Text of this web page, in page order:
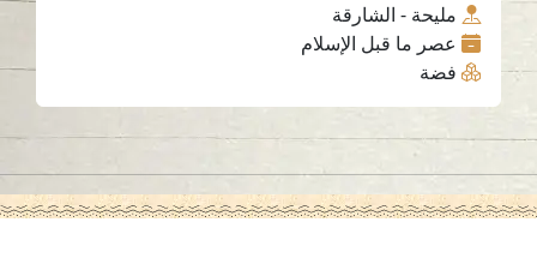
مليحة - الشارقة
عصر ما قبل الإسلام
فضة